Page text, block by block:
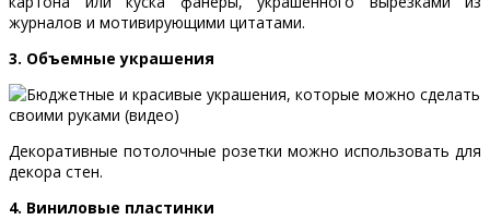
журналов и мотивирующими цитатами.
3. Объемные украшения
Декоративные потолочные розетки можно использовать для
декора стен.
4. Виниловые пластинки